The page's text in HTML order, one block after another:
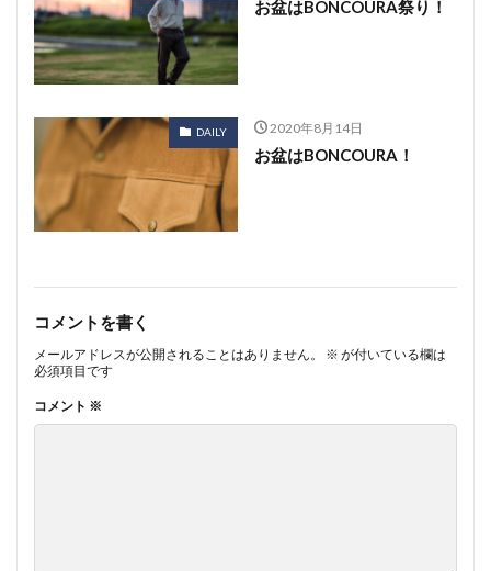
お盆はBONCOURA祭り！
DAILY 2020年8月14日
お盆はBONCOURA！
コメントを書く
メールアドレスが公開されることはありません。 ※ が付いている欄は
必須項目です
コメント ※